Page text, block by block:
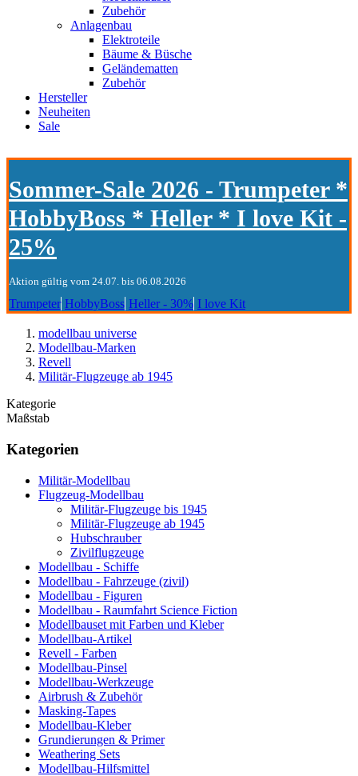
Zubehör
Anlagenbau
Elektroteile
Bäume & Büsche
Geländematten
Zubehör
Hersteller
Neuheiten
Sale
Sommer-Sale 2026 - Trumpeter *
HobbyBoss * Heller * I love Kit -
25%
Aktion gültig vom 24.07. bis 06.08.2026
Trumpeter HobbyBoss Heller - 30% I love Kit
modellbau universe
Modellbau-Marken
Revell
Militär-Flugzeuge ab 1945
Kategorie
Maßstab
Kategorien
Militär-Modellbau
Flugzeug-Modellbau
Militär-Flugzeuge bis 1945
Militär-Flugzeuge ab 1945
Hubschrauber
Zivilflugzeuge
Modellbau - Schiffe
Modellbau - Fahrzeuge (zivil)
Modellbau - Figuren
Modellbau - Raumfahrt Science Fiction
Modellbauset mit Farben und Kleber
Modellbau-Artikel
Revell - Farben
Modellbau-Pinsel
Modellbau-Werkzeuge
Airbrush & Zubehör
Masking-Tapes
Modellbau-Kleber
Grundierungen & Primer
Weathering Sets
Modellbau-Hilfsmittel